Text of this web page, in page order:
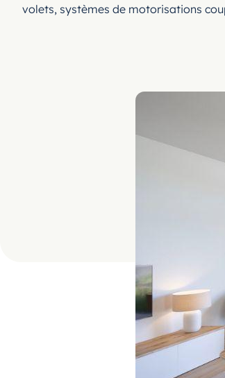
volets, systèmes de motorisations